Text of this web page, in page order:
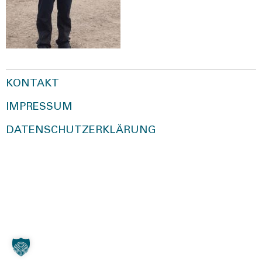
KONTAKT
IMPRESSUM
DATENSCHUTZERKLÄRUNG